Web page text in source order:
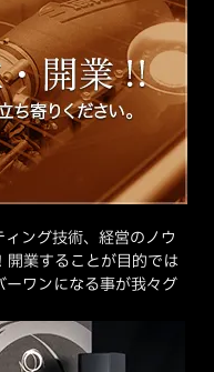
ング技術、経営のノウ
開業することが目的では
ーワンになる事が我々グ